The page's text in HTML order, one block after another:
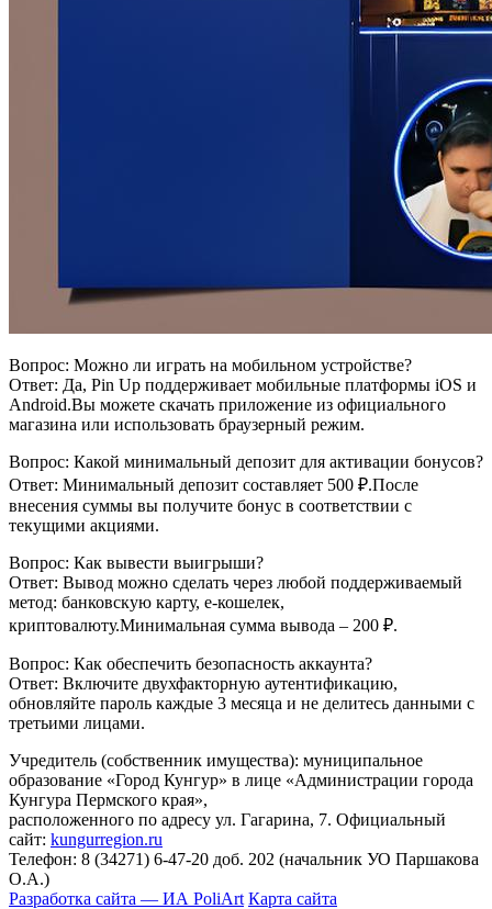
Вопрос: Можно ли играть на мобильном устройстве?
Ответ: Да, Pin Up поддерживает мобильные платформы iOS и
Android.Вы можете скачать приложение из официального
магазина или использовать браузерный режим.
Вопрос: Какой минимальный депозит для активации бонусов?
Ответ: Минимальный депозит составляет 500 ₽.После
внесения суммы вы получите бонус в соответствии с
текущими акциями.
Вопрос: Как вывести выигрыши?
Ответ: Вывод можно сделать через любой поддерживаемый
метод: банковскую карту, e‑кошелек,
криптовалюту.Минимальная сумма вывода – 200 ₽.
Вопрос: Как обеспечить безопасность аккаунта?
Ответ: Включите двухфакторную аутентификацию,
обновляйте пароль каждые 3 месяца и не делитесь данными с
третьими лицами.
Учредитель (собственник имущества): муниципальное
образование «Город Кунгур» в лице «Администрации города
Кунгура Пермского края»,
расположенного по адресу ул. Гагарина, 7. Официальный
сайт: kungurregion.ru
Телефон: 8 (34271) 6-47-20 доб. 202 (начальник УО Паршакова
О.А.)
Разработка сайта — ИА PoliArt Карта сайта